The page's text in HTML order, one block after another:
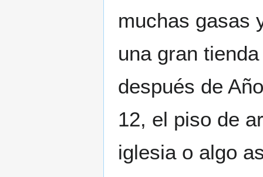
muchas gasas
una gran
después de
12, el piso de
iglesia o algo